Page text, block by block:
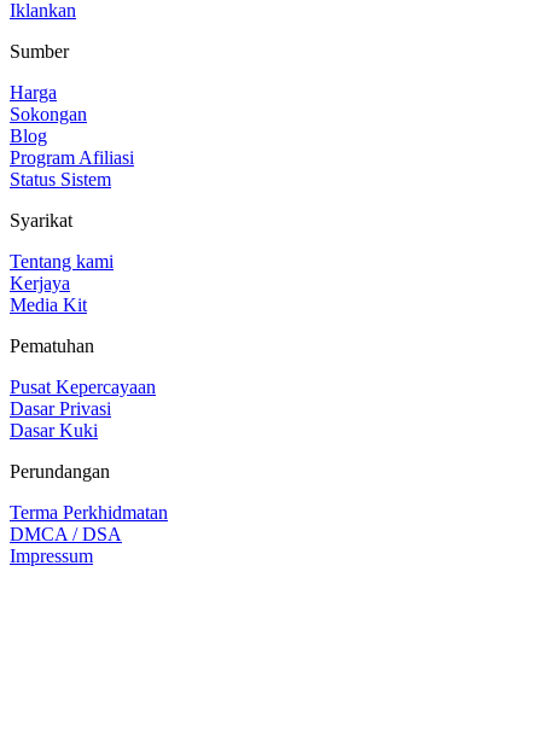
Iklankan
Sumber
Harga
Sokongan
Blog
Program Afiliasi
Status Sistem
Syarikat
Tentang kami
Kerjaya
Media Kit
Pematuhan
Pusat Kepercayaan
Dasar Privasi
Dasar Kuki
Perundangan
Terma Perkhidmatan
DMCA / DSA
Impressum